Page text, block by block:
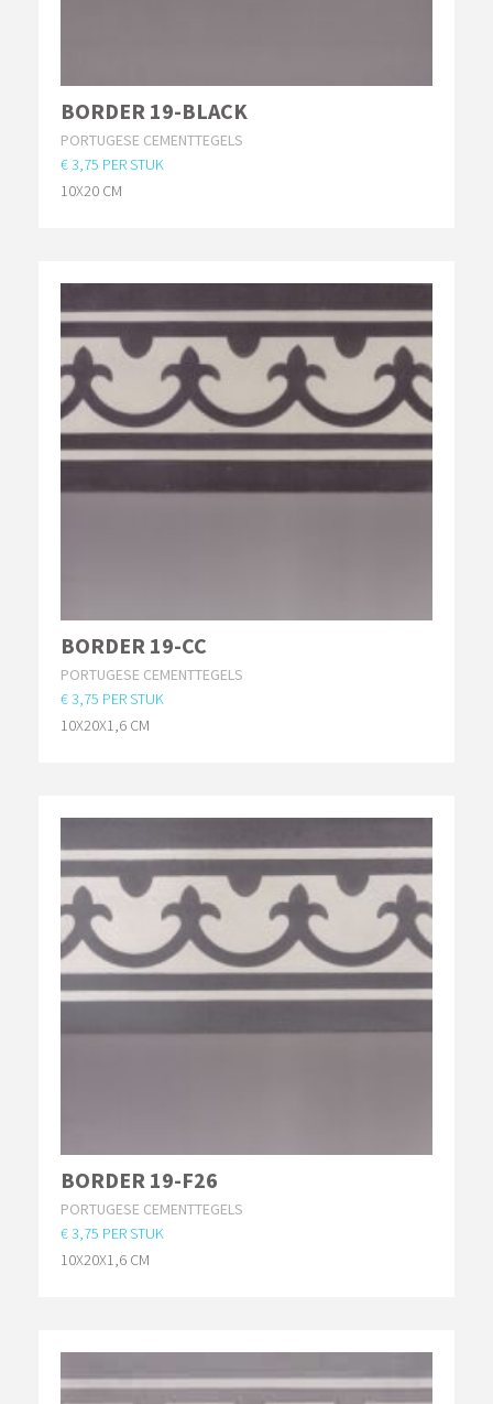
BORDER 19-BLACK
PORTUGESE CEMENTTEGELS
€ 3,75 PER STUK
10X20 CM
BORDER 19-CC
PORTUGESE CEMENTTEGELS
€ 3,75 PER STUK
10X20X1,6 CM
BORDER 19-F26
PORTUGESE CEMENTTEGELS
€ 3,75 PER STUK
10X20X1,6 CM